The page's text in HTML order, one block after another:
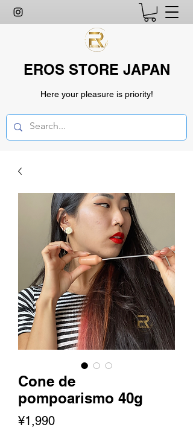
EROS STORE JAPAN
Here your pleasure is priority!
Cone de
pompoarismo 40g
¥1,990Price